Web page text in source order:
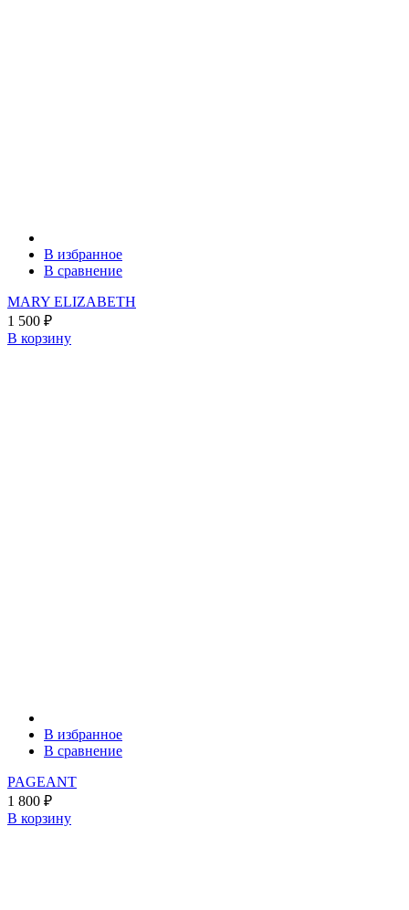
В избранное
В сравнение
MARY ELIZABETH
1 500 ₽
В корзину
В избранное
В сравнение
PAGEANT
1 800 ₽
В корзину